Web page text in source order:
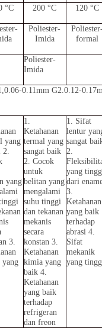
°C 200 °C 120 °C
Poliester-
Imida
formal
Poliester-
Imida
0.11mm G2.0.12-
yang
2.
yang
3.
1.
Ketahanan
termal yang
sangat baik
2. Cocok
untuk
belitan yang
mengalami
suhu tinggi
dan tekanan
mekanis
secara
konstan 3.
Ketahanan
kimia yang
baik 4.
Ketahanan
yang baik
terhadap
refrigeran
dan freon
1. Sifat
lentur
sangat
2.
yang
dari
3.
Ketahanan
yang baik
terhadap
abrasi 4.
Sifat
mekanik
yang